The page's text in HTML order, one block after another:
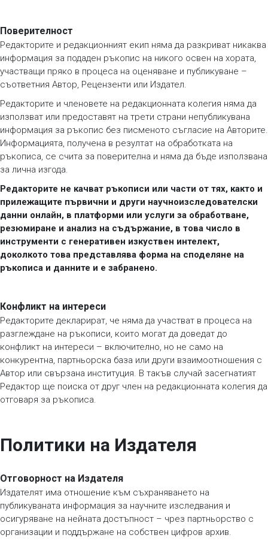
Поверителност
Редакторите и редакционният екип няма да разкриват никаква
информация за подаден ръкопис на никого освен на хората,
участващи пряко в процеса на оценяване и публикуване –
съответния Автор, Рецензенти или Издател.
Редакторите и членовете на редакционната колегия няма да
използват или предоставят на трети страни непубликувана
информация за ръкопис без писменото съгласие на Авторите.
Информацията, получена в резултат на обработката на
ръкописа, се счита за поверителна и няма да бъде използвана
за лична изгода.
Редакторите не качват ръкописи или части от тях, както и
прилежащите първични и други научноизследователски
данни онлайн, в платформи или услуги за обработване,
резюмиране и анализ на съдържание, в това число в
инструменти с генеративен изкуствен интелект,
доколкото това представлява форма на споделяне на
ръкописа и данните и е забранено.
Конфликт на интереси
Редакторите декларират, че няма да участват в процеса на
разглеждане на ръкописи, които могат да доведат до
конфликт на интереси – включително, но не само на
конкурентна, партньорска база или други взаимоотношения с
Автор или свързана институция. В такъв случай засегнатият
Редактор ще поиска от друг член на редакционната колегия да
отговаря за ръкописа.
Политики на Издателя
Отговорност на Издателя
Издателят има отношение към съхраняването на
публикуваната информация за научните изследвания и
осигуряване на нейната достъпност – чрез партньорство с
организации и поддържане на собствен цифров архив.